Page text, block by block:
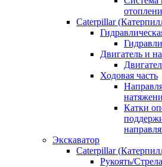
Caterpillar
Двигатель и
Ходовая часть
Катки
Экскаватор
Caterpillar
Рукоять/Стрела